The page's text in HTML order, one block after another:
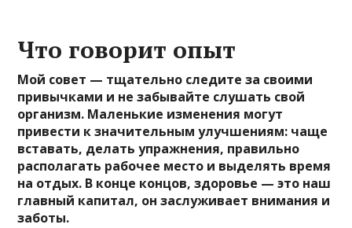
Что говорит опыт
Мой совет — тщательно следите за своими
привычками и не забывайте слушать свой
организм. Маленькие изменения могут
привести к значительным улучшениям: чаще
вставать, делать упражнения, правильно
располагать рабочее место и выделять время
на отдых. В конце концов, здоровье — это наш
главный капитал, он заслуживает внимания и
заботы.